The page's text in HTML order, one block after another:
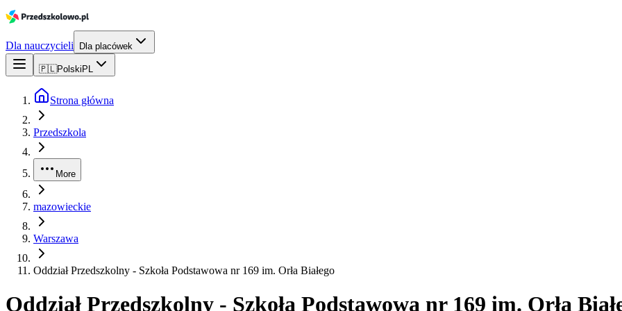
Dla nauczycieli Dla placówek
🇵🇱Polski PL
Strona główna
Przedszkola
More
mazowieckie
Warszawa
Oddział Przedszkolny - Szkoła Podstawowa nr 169 im. Orła Białego
Oddział Przedszkolny - Szkoła Podstawowa nr 169 im. Orła